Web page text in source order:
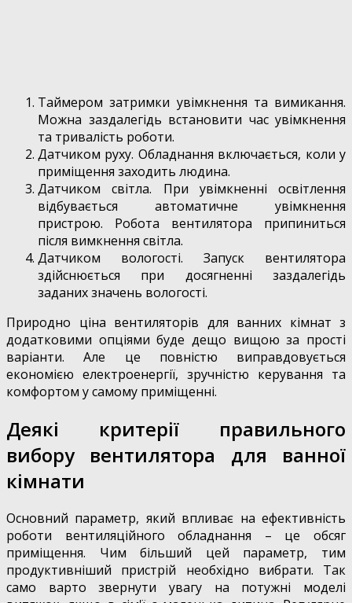
Таймером затримки увімкнення та вимикання.
Можна заздалегідь встановити час увімкнення
та тривалість роботи.
Датчиком руху. Обладнання включається, коли у
приміщення заходить людина.
Датчиком світла. При увімкненні освітлення
відбувається автоматичне увімкнення
пристрою. Робота вентилятора припиниться
після вимкнення світла.
Датчиком вологості. Запуск вентилятора
здійснюється при досягненні заздалегідь
заданих значень вологості.
Природно ціна вентиляторів для ванних кімнат з
додатковими опціями буде дещо вищою за прості
варіанти. Але це повністю виправдовується
економією електроенергії, зручністю керування та
комфортом у самому приміщенні.
Деякі критерії правильного
вибору вентилятора для ванної
кімнати
Основний параметр, який впливає на ефективність
роботи вентиляційного обладнання – це обсяг
приміщення. Чим більший цей параметр, тим
продуктивніший пристрій необхідно вибрати. Так
само варто звернути увагу на потужні моделі